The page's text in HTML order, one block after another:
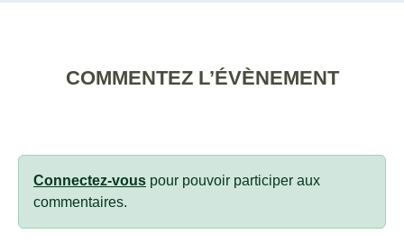
COMMENTEZ L’ÉVÈNEMENT
Connectez-vous pour pouvoir participer aux
commentaires.